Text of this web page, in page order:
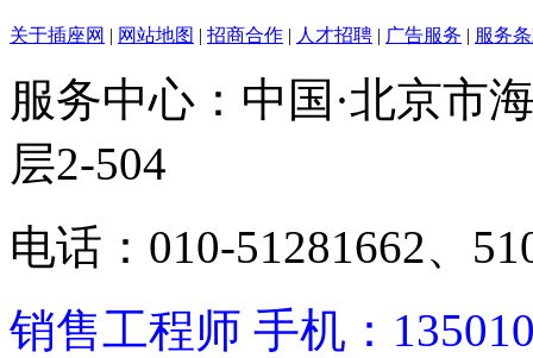
关于插座网 | 网站地图 | 招商合作 | 人才招聘 | 广告服务 | 服务
服务中心：中国·北京市
层2-504
电话：010-51281662、
销售工程师 手机：